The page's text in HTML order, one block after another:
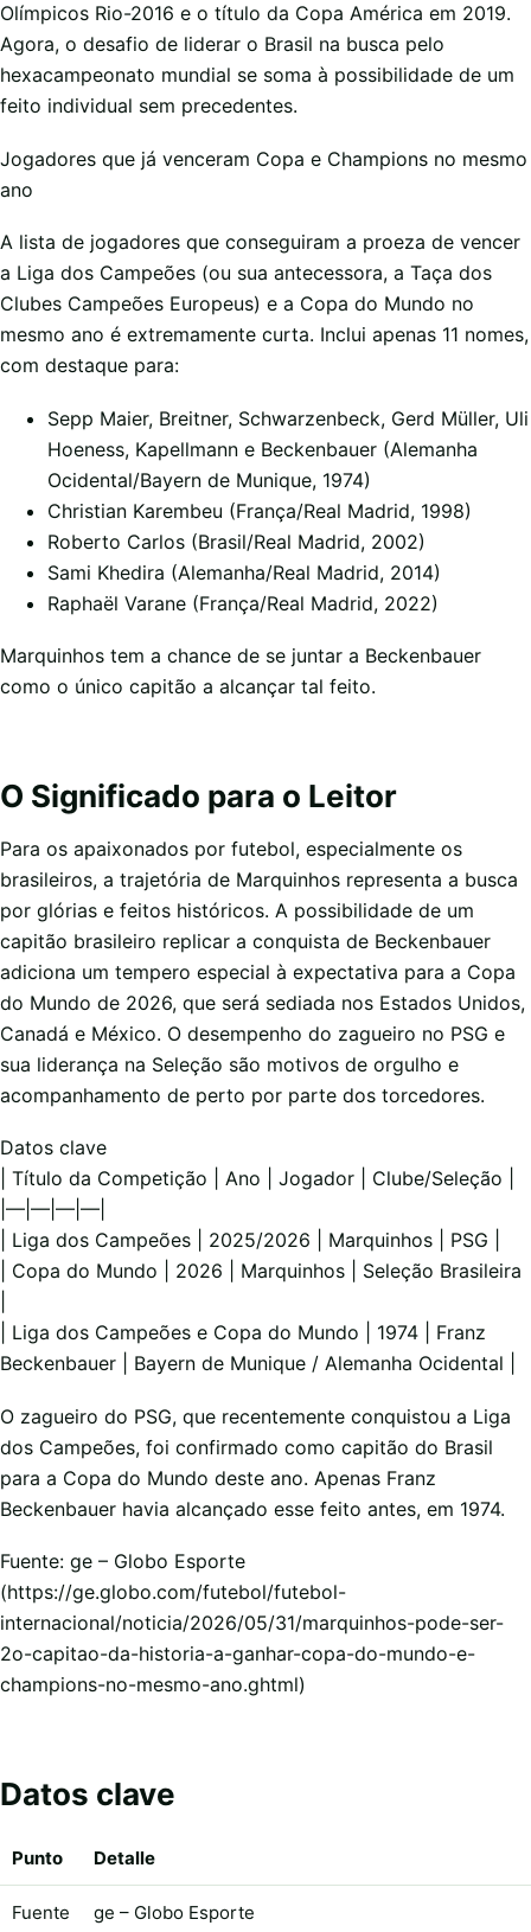
Olímpicos Rio-2016 e o título da Copa América em 2019.
Agora, o desafio de liderar o Brasil na busca pelo
hexacampeonato mundial se soma à possibilidade de um
feito individual sem precedentes.
Jogadores que já venceram Copa e Champions no mesmo
ano
A lista de jogadores que conseguiram a proeza de vencer
a Liga dos Campeões (ou sua antecessora, a Taça dos
Clubes Campeões Europeus) e a Copa do Mundo no
mesmo ano é extremamente curta. Inclui apenas 11 nomes,
com destaque para:
Sepp Maier, Breitner, Schwarzenbeck, Gerd Müller, Uli
Hoeness, Kapellmann e Beckenbauer (Alemanha
Ocidental/Bayern de Munique, 1974)
Christian Karembeu (França/Real Madrid, 1998)
Roberto Carlos (Brasil/Real Madrid, 2002)
Sami Khedira (Alemanha/Real Madrid, 2014)
Raphaël Varane (França/Real Madrid, 2022)
Marquinhos tem a chance de se juntar a Beckenbauer
como o único capitão a alcançar tal feito.
O Significado para o Leitor
Para os apaixonados por futebol, especialmente os
brasileiros, a trajetória de Marquinhos representa a busca
por glórias e feitos históricos. A possibilidade de um
capitão brasileiro replicar a conquista de Beckenbauer
adiciona um tempero especial à expectativa para a Copa
do Mundo de 2026, que será sediada nos Estados Unidos,
Canadá e México. O desempenho do zagueiro no PSG e
sua liderança na Seleção são motivos de orgulho e
acompanhamento de perto por parte dos torcedores.
Datos clave
| Título da Competição | Ano | Jogador | Clube/Seleção |
|—|—|—|—|
| Liga dos Campeões | 2025/2026 | Marquinhos | PSG |
| Copa do Mundo | 2026 | Marquinhos | Seleção Brasileira
| Liga dos Campeões e Copa do Mundo | 1974 | Franz
Beckenbauer | Bayern de Munique / Alemanha Ocidental |
O zagueiro do PSG, que recentemente conquistou a Liga
dos Campeões, foi confirmado como capitão do Brasil
para a Copa do Mundo deste ano. Apenas Franz
Beckenbauer havia alcançado esse feito antes, em 1974.
Fuente: ge – Globo Esporte
(https://ge.globo.com/futebol/futebol-
internacional/noticia/2026/05/31/marquinhos-pode-ser-
2o-capitao-da-historia-a-ganhar-copa-do-mundo-e-
champions-no-mesmo-ano.ghtml)
Datos clave
Punto Detalle
Fuente ge – Globo Esporte